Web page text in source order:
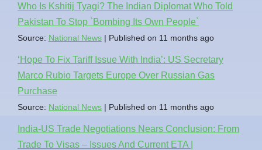
Who Is Kshitij Tyagi? The Indian Diplomat Who Told
Pakistan To Stop `Bombing Its Own People`
Source: National News Published on 11 months ago
‘Hope To Fix Tariff Issue With India’: US Secretary
Marco Rubio Targets Europe Over Russian Gas
Purchase
Source: National News Published on 11 months ago
India-US Trade Negotiations Nears Conclusion: From
Trade To Visas – Issues And Current ETA |